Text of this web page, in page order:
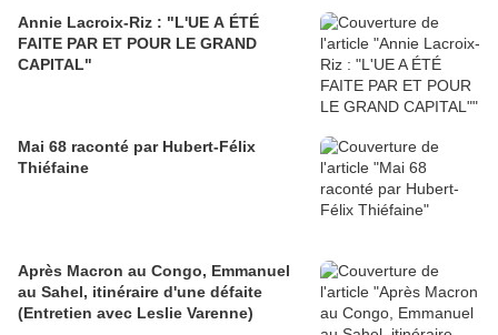
Annie Lacroix-Riz : "L'UE A ÉTÉ
FAITE PAR ET POUR LE GRAND
CAPITAL"
Mai 68 raconté par Hubert-Félix
Thiéfaine
Après Macron au Congo, Emmanuel
au Sahel, itinéraire d'une défaite
(Entretien avec Leslie Varenne)